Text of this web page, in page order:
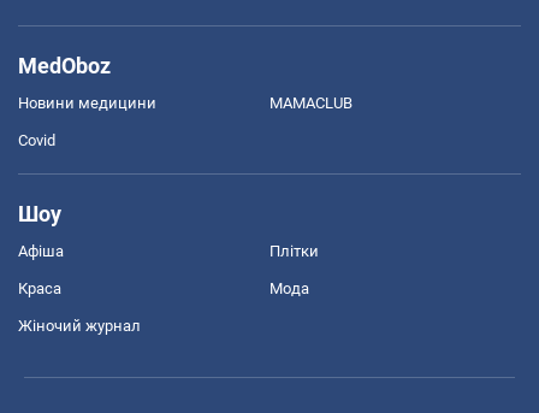
MedOboz
Новини медицини MAMACLUB
Covid
Шоу
Афіша Плітки
Краса Мода
Жіночий журнал